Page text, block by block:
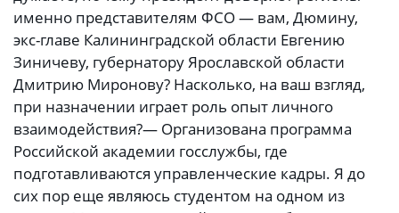
именно представителям ФСО — вам, Дюмину,
экс-главе Калининградской области Евгению
Зиничеву, губернатору Ярославской области
Дмитрию Миронову? Насколько, на ваш взгляд,
при назначении играет роль опыт личного
взаимодействия?— Организована программа
Российской академии госслужбы, где
подготавливаются управленческие кадры. Я до
сих пор еще являюсь студентом на одном из